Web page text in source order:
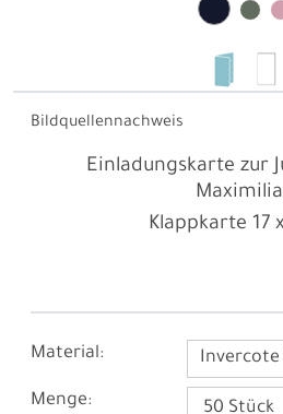
Bildquellennachweis
Einladungskarte zur
Klappkarte 17
Material: Invercote
Menge: